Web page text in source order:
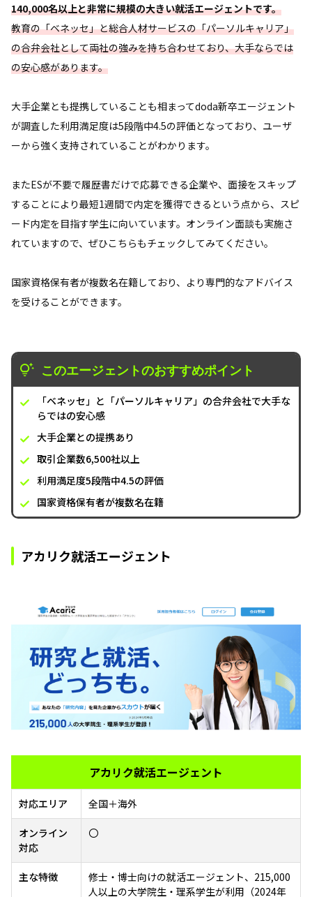
140,000名以上と非常に規模の大きい就活エージェントです。
教育の「ベネッセ」と総合人材サービスの「パーソルキャリア」
の合弁会社として両社の強みを持ち合わせており、大手ならでは
の安心感があります。
大手企業とも提携していることも相まってdoda新卒エージェント
が調査した利用満足度は5段階中4.5の評価となっており、ユーザ
ーから強く支持されていることがわかります。
またESが不要で履歴書だけで応募できる企業や、面接をスキップ
することにより最短1週間で内定を獲得できるという点から、スピ
ード内定を目指す学生に向いています。オンライン面談も実施さ
れていますので、ぜひこちらもチェックしてみてください。
国家資格保有者が複数名在籍しており、より専門的なアドバイス
を受けることができます。
このエージェントのおすすめポイント
「ベネッセ」と「パーソルキャリア」の合弁会社で大手な
らではの安心感
大手企業との提携あり
取引企業数6,500社以上
利用満足度5段階中4.5の評価
国家資格保有者が複数名在籍
アカリク就活エージェント
アカリク就活エージェント
対応エリア 全国＋海外
オンライン
対応
〇
主な特徴
修士・博士向けの就活エージェント、215,000
人以上の大学院生・理系学生が利用（2024年